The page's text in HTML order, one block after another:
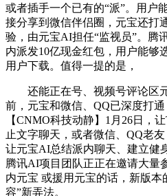
或者插手一个已有的“派”。用户
接分享到微信伴侣圈，元宝还打
验，由元宝AI担任“监视员”。腾
内派发10亿现金红包，用户能够
用户下载。值得一提的是，
还能正在号、视频号评论区
前，元宝和微信、QQ已深度打通
【CNMO科技动静】1月26日，
止文字聊天，或者微信、QQ老
让元宝AI总结派内聊天、建立健
腾讯AI项目团队正正在邀请大量
内元宝 或援用元宝的话，新版
容”新弄法。